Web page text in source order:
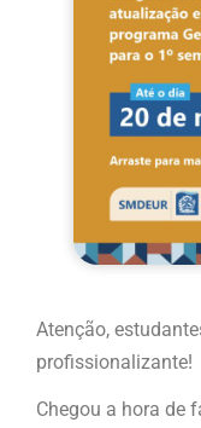
Atenção,
profissionalizante!
Chegou a hora de